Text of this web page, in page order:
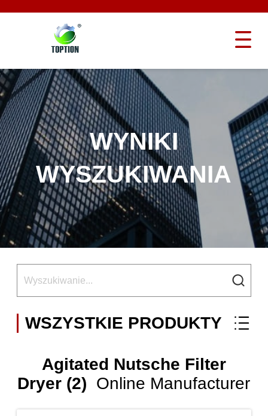
WYNIKI
WYSZUKIWANIA
WSZYSTKIE PRODUKTY
Agitated Nutsche Filter
Dryer (2) Online Manufacturer